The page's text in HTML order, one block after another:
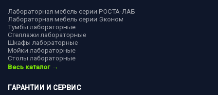
Лабораторная мебель серии РОСТА-ЛАБ
Лабораторная мебель серии Эконом
Тумбы лабораторные
Стеллажи лабораторные
Шкафы лабораторные
Мойки лабораторные
Столы лабораторные
Весь каталог →
ГАРАНТИИ И СЕРВИС